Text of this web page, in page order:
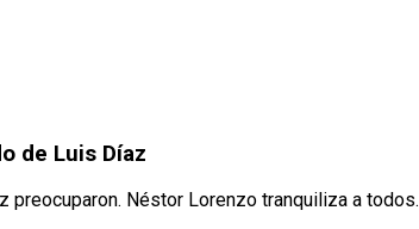
de Luis Díaz
preocuparon. Néstor Lorenzo tranquiliza a todos.